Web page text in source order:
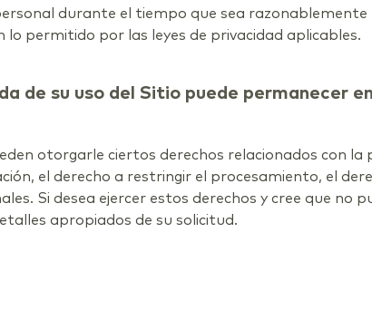
durante el tiempo que sea razonablemente
permitido por las leyes de privacidad aplicables.
de su uso del Sitio puede permanecer
otorgarle ciertos derechos relacionados con la
el derecho a restringir el procesamiento, el
Si desea ejercer estos derechos y cree que no
apropiados de su solicitud.